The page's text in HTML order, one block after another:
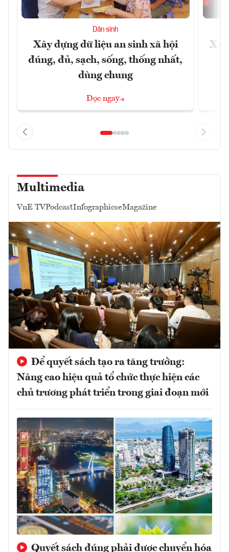
Dân sinh
Xây dựng dữ liệu an sinh xã hội
đúng, đủ, sạch, sống, thống nhất,
dùng chung
Đọc ngay
Multimedia
VnE TVPodcastInfographicseMagazine
Để quyết sách tạo ra tăng trưởng:
Nâng cao hiệu quả tổ chức thực hiện các
chủ trương phát triển trong giai đoạn mới
Quyết sách đúng phải được chuyển hóa